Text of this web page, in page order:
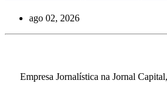
ago 02, 2026
Empresa Jornalística na Jornal